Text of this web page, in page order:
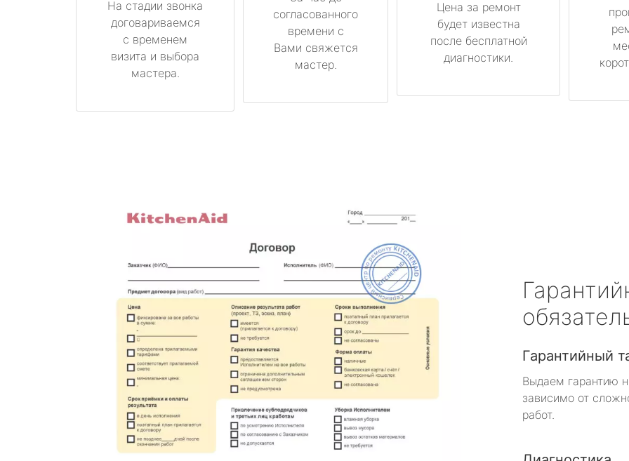
На стадии звонка
договариваемся
с временем
визита и выбора
мастера.
согласованного
времени с
Вами свяжется
мастер.
Цена за ремонт
будет известна
после бесплатной
диагностики.
Гарантийный
Выдаем гарантию
зависимо от
работ.